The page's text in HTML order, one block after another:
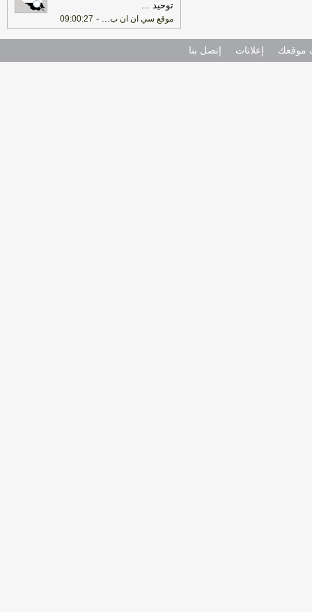
توحيد ...
موقع سي ان ان ب...
-
09:00:27
موقعك إعلانات إتصل بنا